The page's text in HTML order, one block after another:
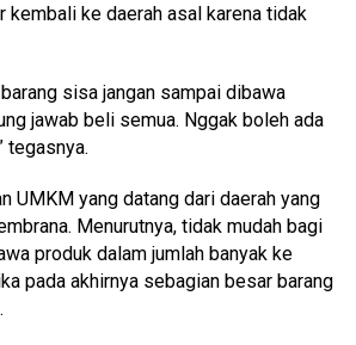
kembali ke daerah asal karena tidak
sisa jangan sampai dibawa
jawab beli semua. Nggak boleh ada
tegasnya.
UMKM yang datang dari daerah yang
Menurutnya, tidak mudah bagi
produk dalam jumlah banyak ke
pada akhirnya sebagian besar barang